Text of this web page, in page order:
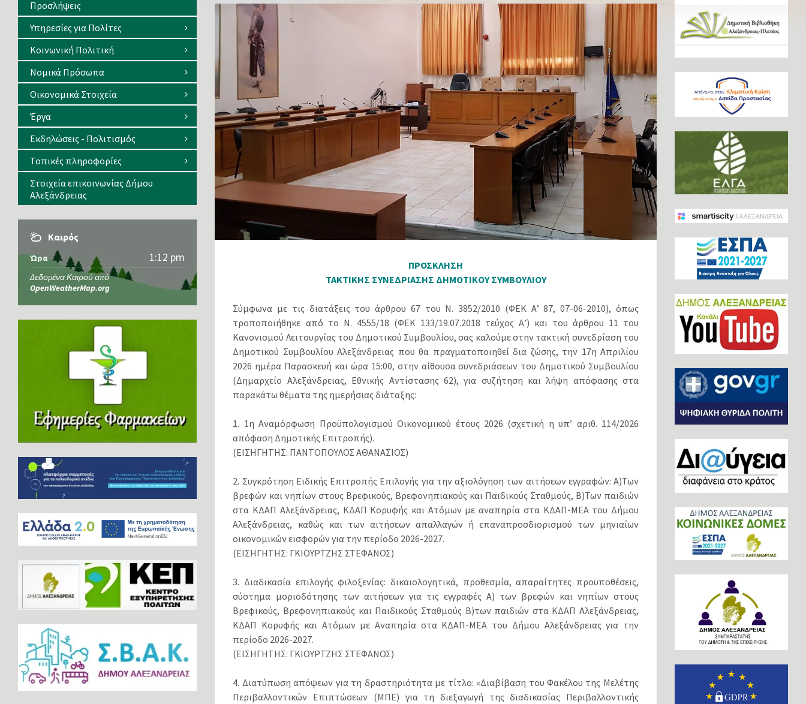
ΠΡΟΣΚΛΗΣΗ
ΤΑΚΤΙΚΗΣ ΣΥΝΕΔΡΙΑΣΗΣ ΔΗΜΟΤΙΚΟΥ ΣΥΜΒΟΥΛΙΟΥ
Σύμφωνα με τις διατάξεις του άρθρου 67 του Ν. 3852/2010 (ΦΕΚ Α’ 87, 07-06-2010), όπως
τροποποιήθηκε από το N. 4555/18 (ΦΕΚ 133/19.07.2018 τεύχος Α’) και του άρθρου 11 του
Κανονισμού Λειτουργίας του Δημοτικού Συμβουλίου, σας καλούμε στην τακτική συνεδρίαση του
Δημοτικού Συμβουλίου Αλεξάνδρειας που θα πραγματοποιηθεί δια ζώσης, την 17η Απριλίου
2026 ημέρα Παρασκευή και ώρα 15:00, στην αίθουσα συνεδριάσεων του Δημοτικού Συμβουλίου
(Δημαρχείο Αλεξάνδρειας, Εθνικής Αντίστασης 62), για συζήτηση και λήψη απόφασης στα
παρακάτω θέματα της ημερήσιας διάταξης:
1. 1η Αναμόρφωση Προϋπολογισμού Οικονομικού έτους 2026 (σχετική η υπ’ αριθ. 114/2026
απόφαση Δημοτικής Επιτροπής).
(ΕΙΣΗΓΗΤΗΣ: ΠΑΝΤΟΠΟΥΛΟΣ ΑΘΑΝΑΣΙΟΣ)
2. Συγκρότηση Ειδικής Επιτροπής Επιλογής για την αξιολόγηση των αιτήσεων εγγραφών: Α)Των
βρεφών και νηπίων στους Βρεφικούς, Βρεφονηπιακούς και Παιδικούς Σταθμούς, Β)Των παιδιών
στα ΚΔΑΠ Αλεξάνδρειας, ΚΔΑΠ Κορυφής και Ατόμων με αναπηρία στα ΚΔΑΠ-ΜΕΑ του Δήμου
Αλεξάνδρειας, καθώς και των αιτήσεων απαλλαγών ή επαναπροσδιορισμού των μηνιαίων
οικονομικών εισφορών για την περίοδο 2026-2027.
(ΕΙΣΗΓΗΤΗΣ: ΓΚΙΟΥΡΤΖΗΣ ΣΤΕΦΑΝΟΣ)
3. Διαδικασία επιλογής φιλοξενίας: δικαιολογητικά, προθεσμία, απαραίτητες προϋποθέσεις,
σύστημα μοριοδότησης των αιτήσεων για τις εγγραφές Α) των βρεφών και νηπίων στους
Βρεφικούς, Βρεφονηπιακούς και Παιδικούς Σταθμούς Β)των παιδιών στα ΚΔΑΠ Αλεξάνδρειας,
ΚΔΑΠ Κορυφής και Ατόμων με Αναπηρία στα ΚΔΑΠ-ΜΕΑ του Δήμου Αλεξάνδρειας για την
περίοδο 2026-2027.
(ΕΙΣΗΓΗΤΗΣ: ΓΚΙΟΥΡΤΖΗΣ ΣΤΕΦΑΝΟΣ)
4. Διατύπωση απόψεων για τη δραστηριότητα με τίτλο: «Διαβίβαση του Φακέλου της Μελέτης
Περιβαλλοντικών Επιπτώσεων (ΜΠΕ) για τη διεξαγωγή της διαδικασίας Περιβαλλοντικής
Προσλήψεις
Υπηρεσίες για Πολίτες
Κοινωνική Πολιτική
Νομικά Πρόσωπα
Οικονομικά Στοιχεία
Έργα
Εκδηλώσεις - Πολιτισμός
Τοπικές πληροφορίες
Στοιχεία επικοινωνίας Δήμου
Αλεξάνδρειας
Καιρός
Ώρα 1:12 pm
Δεδομένα Καιρού από
OpenWeatherMap.org